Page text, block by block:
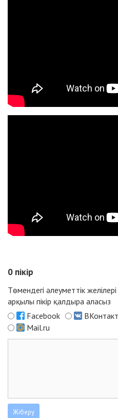
0 пікір
Төмендегі әлеуметтік
арқылы пікір қалдыра аласыз
Facebook
Mail.ru